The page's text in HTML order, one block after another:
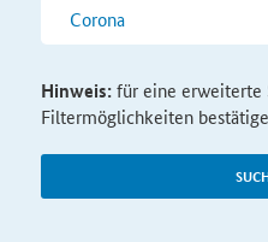
Hinweis:für eine erweiterte
Filtermöglichkeiten